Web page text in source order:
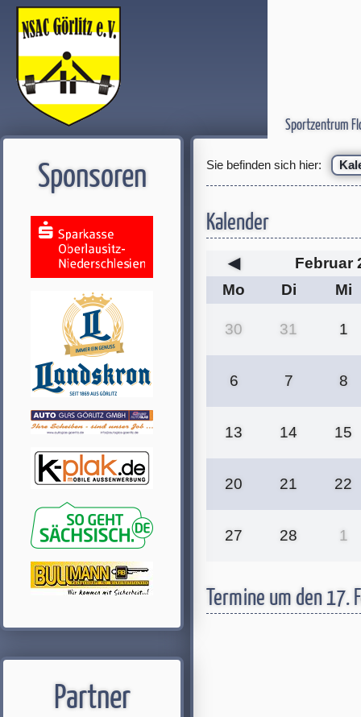
Sportzentrum
Sie befinden sich hier:
Kalender
◀
Februar
Mo
Di Mi
30 31 1
6 7 8
13 14 15
20 21 22
27 28 1
Termine um den 17.
Sponsoren
Partner